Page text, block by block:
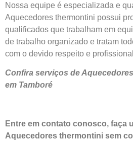
Nossa equipe é especializada e
Aquecedores thermontini possui
qualificados que trabalham em
de trabalho organizado e tratam
com o devido respeito e
Confira serviços de
em Tamboré
Entre em contato conosco, faça
Aquecedores thermontini sem